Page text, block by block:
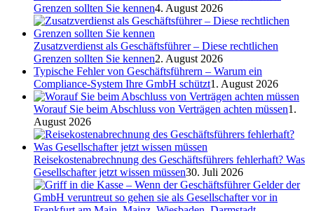
Grenzen sollten Sie kennen4. August 2026
Zusatzverdienst als Geschäftsführer – Diese rechtlichen
Grenzen sollten Sie kennen2. August 2026
Typische Fehler von Geschäftsführern – Warum ein
Compliance-System Ihre GmbH schützt1. August 2026
Worauf Sie beim Abschluss von Verträgen achten müssen1.
August 2026
Reisekostenabrechnung des Geschäftsführers fehlerhaft? Was
Gesellschafter jetzt wissen müssen30. Juli 2026